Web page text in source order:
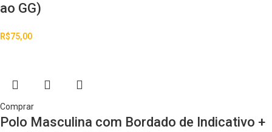
ao GG)
R$75,00
Comprar
Polo Masculina com Bordado de Indicativo +